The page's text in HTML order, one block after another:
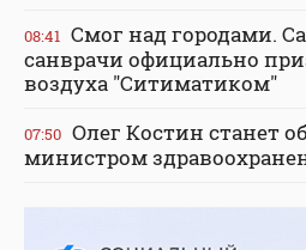
08:41 Смог над городами.
санврачи официально
воздуха "Ситиматиком"
07:50 Олег Костин станет
министром